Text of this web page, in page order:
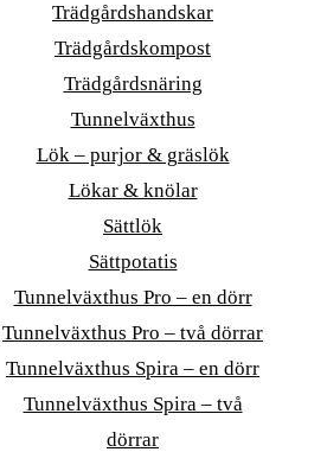
Trädgårdshandskar
Trädgårdskompost
Trädgårdsnäring
Tunnelväxthus
Lök – purjor & gräslök
Lökar & knölar
Sättlök
Sättpotatis
Tunnelväxthus Pro – en dörr
Tunnelväxthus Pro – två dörrar
Tunnelväxthus Spira – en dörr
Tunnelväxthus Spira – två
dörrar